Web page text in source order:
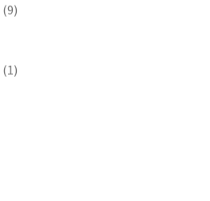
(9)
(1)